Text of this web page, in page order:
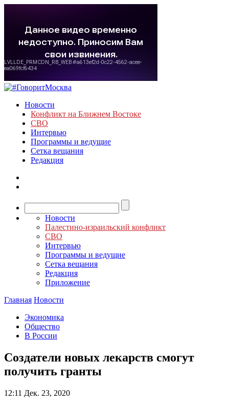
Новости
Конфликт на Ближнем Востоке
СВО
Интервью
Программы и ведущие
Сетка вещания
Редакция
Новости
Палестино-израильский конфликт
СВО
Интервью
Программы и ведущие
Сетка вещания
Редакция
Приложение
Главная Новости
Экономика
Общество
В России
Создатели новых лекарств смогут
получить гранты
12:11 Дек. 23, 2020